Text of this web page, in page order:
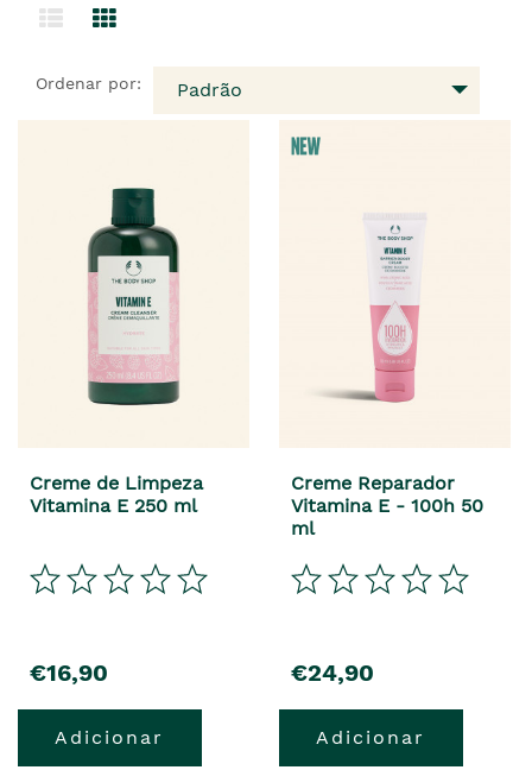
Ordenar por: Padrão
Creme de Limpeza
Vitamina E 250 ml
€16,90
Adicionar
Creme Reparador
Vitamina E - 100h 50
ml
€24,90
Adicionar